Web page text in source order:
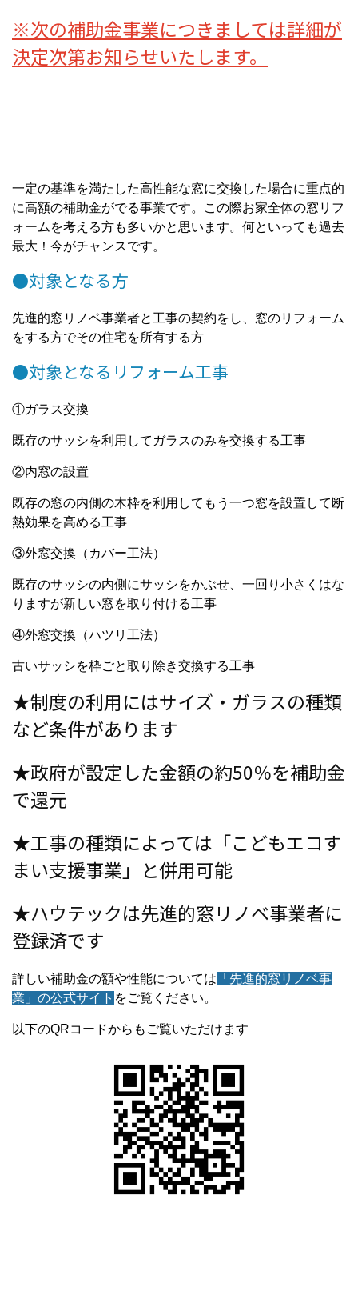
※次の補助金事業につきましては詳細が
決定次第お知らせいたします。
一定の基準を満たした高性能な窓に交換した場合に重点的
に高額の補助金がでる事業です。この際お家全体の窓リフ
ォームを考える方も多いかと思います。何といっても過去
最大！今がチャンスです。
●対象となる方
先進的窓リノベ事業者と工事の契約をし、窓のリフォーム
をする方でその住宅を所有する方
●対象となるリフォーム工事
①ガラス交換
既存のサッシを利用してガラスのみを交換する工事
②内窓の設置
既存の窓の内側の木枠を利用してもう一つ窓を設置して断
熱効果を高める工事
③外窓交換（カバー工法）
既存のサッシの内側にサッシをかぶせ、一回り小さくはな
りますが新しい窓を取り付ける工事
④外窓交換（ハツリ工法）
古いサッシを枠ごと取り除き交換する工事
★制度の利用にはサイズ・ガラスの種類
など条件があります
★政府が設定した金額の約50％を補助金
で還元
★工事の種類によっては「こどもエコす
まい支援事業」と併用可能
★ハウテックは先進的窓リノベ事業者に
登録済です
詳しい補助金の額や性能については 「先進的窓リノベ事
業」の公式サイト をご覧ください。
以下のQRコードからもご覧いただけます